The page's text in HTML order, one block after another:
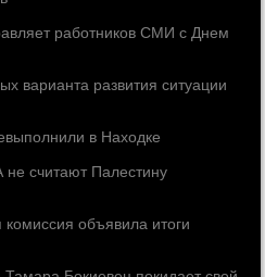
работников СМИ с Днем
варианта развития ситуации
в Находке
считают Палестину
объявила итоги